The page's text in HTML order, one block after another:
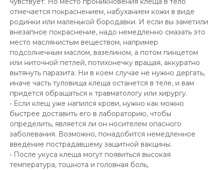
отмечается покраснением, набуханием кожи в виде
родинки или маленькой бородавки. И если вы заметили
внезапное покраснение, надо немедленно смазать это
место маслянистым веществом, например
подсолнечным маслом, вазелином, а потом пинцетом
или ниточной петлей, потихонечку вращая, аккуратно
вытянуть паразита. Ни в коем случае не нужно дергать,
иначе часть туловища клеща останется в теле, и вам
придется обращаться к травматологу или хирургу.
• Если клещ уже напился крови, нужно как можно
быстрее доставить его в лабораторию, чтобы
определить, является ли он носителем опасного
заболевания. Возможно, понадобится немедленное
введение пострадавшему защитной вакцины.
• После укуса клеща могут появиться высокая
температура, тошнота и головная боль,